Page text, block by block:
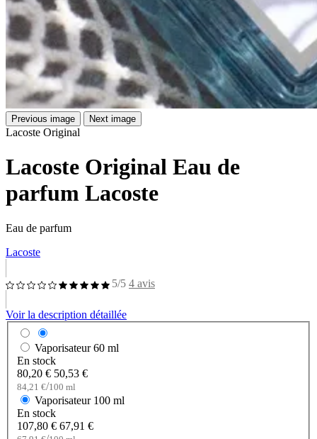
Previous image Next image
Lacoste Original
Lacoste Original Eau de
parfum Lacoste
Eau de parfum
Lacoste
5/5 4 avis
Voir la description détaillée
Vaporisateur 60 ml
En stock
80,20 € 50,53 €
84,21 €/100 ml
Vaporisateur 100 ml
En stock
107,80 € 67,91 €